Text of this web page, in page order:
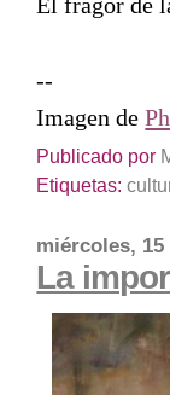
--
Imagen de
Publicado por
Etiquetas:
miércoles, 15
La